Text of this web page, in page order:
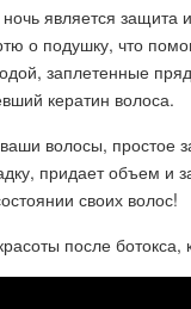
является защита
о подушку, что
заплетенные
кератин волоса.
волосы, простое
придает объем и
своих волос!
после ботокса,